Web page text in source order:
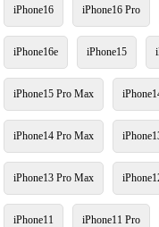
iPhone16 iPhone16 Pro
iPhone16e iPhone15
iPhone15 Pro Max
iPhone14 Pro Max
iPhone13 Pro Max
iPhone11 iPhone11 Pro